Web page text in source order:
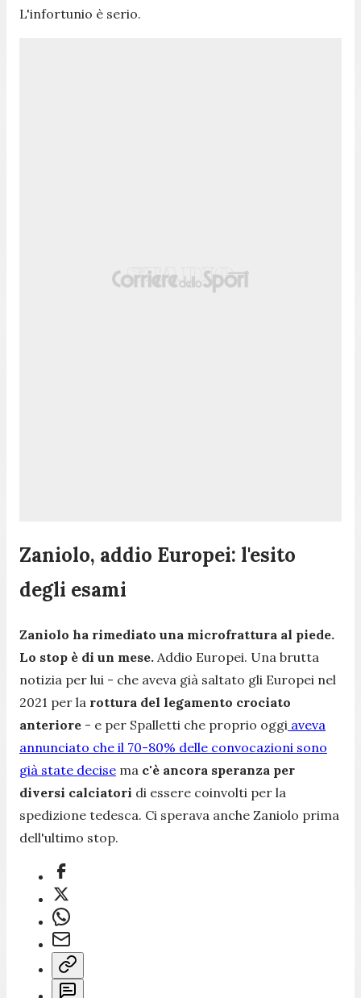
L'infortunio è serio.
Zaniolo, addio Europei: l'esito
degli esami
Zaniolo ha rimediato una microfrattura al piede.
Lo stop è di un mese. Addio Europei. Una brutta
notizia per lui - che aveva già saltato gli Europei nel
2021 per la rottura del legamento crociato
anteriore - e per Spalletti che proprio oggi aveva
annunciato che il 70-80% delle convocazioni sono
già state decise ma c'è ancora speranza per
diversi calciatori di essere coinvolti per la
spedizione tedesca. Ci sperava anche Zaniolo prima
dell'ultimo stop.